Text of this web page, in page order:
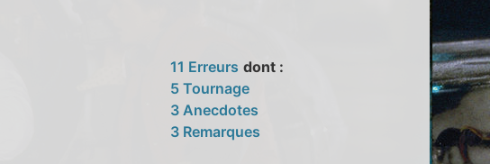
11 Erreurs dont :
5 Tournage
3 Anecdotes
3 Remarques